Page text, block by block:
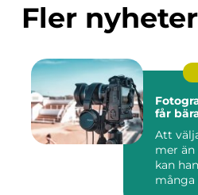
Fler nyheter
Fotograf
får
Att
mer
kan
många